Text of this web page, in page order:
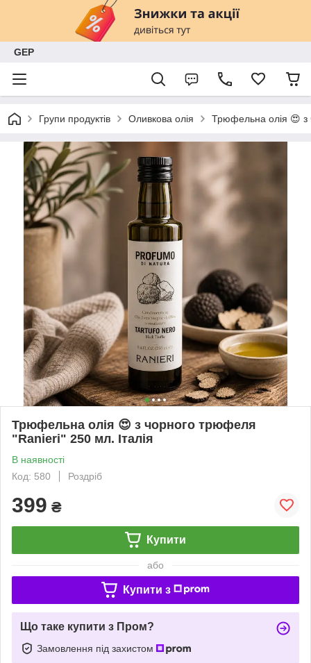
GEP
Групи продуктів Оливкова олія Трюфельна олія 😍 з
Трюфельна олія 😍 з чорного трюфеля
"Ranieri" 250 мл. Італія
В наявності
Код: 580
Роздріб
399 ₴
Купити
або
Купити з
Що таке купити з Пром?
Замовлення під захистом